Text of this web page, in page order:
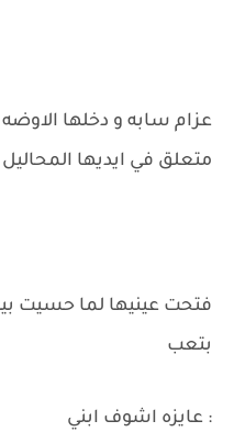
عزام سابه و دخلها
متعلق في ايديها المحاليل
فتحت عينيها لما حسيت
بتعب
: عايزه اشوف ابني